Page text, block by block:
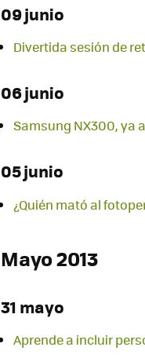
09 junio
Divertida sesión de
06 junio
Samsung NX300, ya
05 junio
¿Quién mató al
Mayo 2013
31 mayo
Aprende a incluir